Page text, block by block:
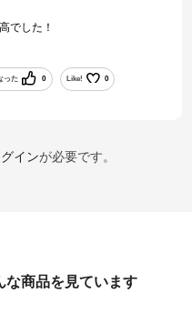
でした！
った 0 Like! 0
インが必要です。
な商品を見ています